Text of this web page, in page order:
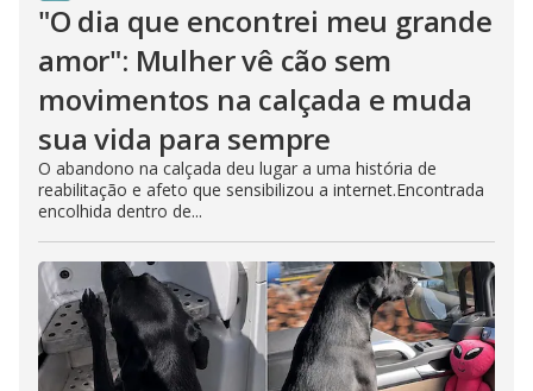
"O dia que encontrei meu grande
amor": Mulher vê cão sem
movimentos na calçada e muda
sua vida para sempre
O abandono na calçada deu lugar a uma história de
reabilitação e afeto que sensibilizou a internet.Encontrada
encolhida dentro de...